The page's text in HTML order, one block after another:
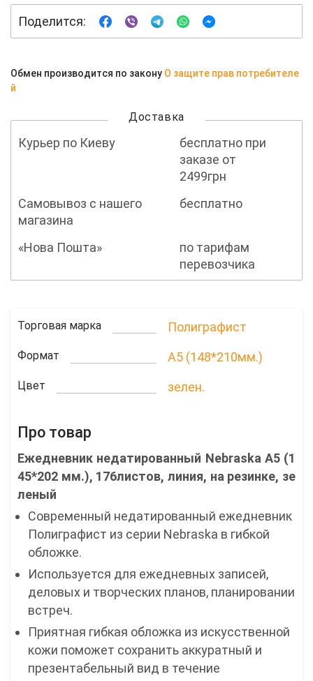
Поделится:
Обмен производится по закону О защите прав потребителе
й
Доставка
Курьер по Киеву
бесплатно при
заказе от
2499грн
Самовывоз с нашего
магазина
бесплатно
«Нова Пошта»
по тарифам
перевозчика
Торговая марка Полиграфист
Формат A5 (148*210мм.)
Цвет зелен.
Про товар
Ежедневник недатированный Nebraska А5 (1
45*202 мм.), 176листов, линия, на резинке, зе
леный
Современный недатированный ежедневник
Полиграфист из серии Nebraska в гибкой
обложке.
Используется для ежедневных записей,
деловых и творческих планов, планировании
встреч.
Приятная гибкая обложка из искусственной
кожи поможет сохранить аккуратный и
презентабельный вид в течение